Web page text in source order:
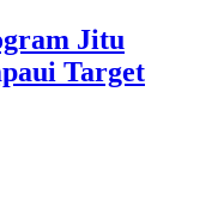
Jitu
Target